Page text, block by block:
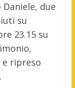
due
su
23.15 su
e ripreso